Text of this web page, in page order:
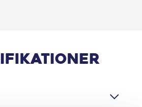
for eventuelle tastefejl og